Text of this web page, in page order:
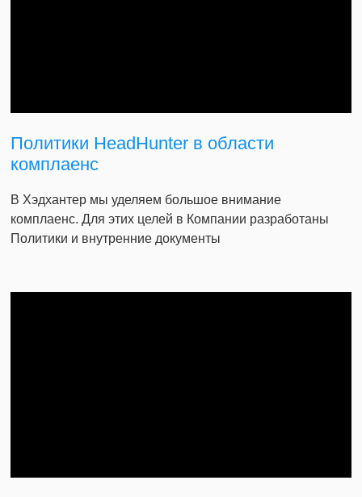
Политики HeadHunter в области
комплаенс
В Хэдхантер мы уделяем большое внимание
комплаенс. Для этих целей в Компании разработаны
Политики и внутренние документы